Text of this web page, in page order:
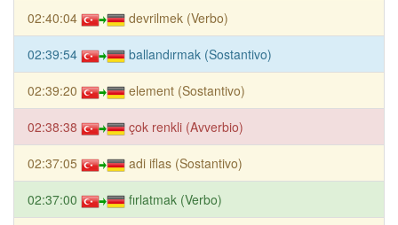
02:40:04 devrilmek (Verbo)
02:39:54 ballandırmak (Sostantivo)
02:39:20 element (Sostantivo)
02:38:38 çok renkli (Avverbio)
02:37:05 adi iflas (Sostantivo)
02:37:00 fırlatmak (Verbo)